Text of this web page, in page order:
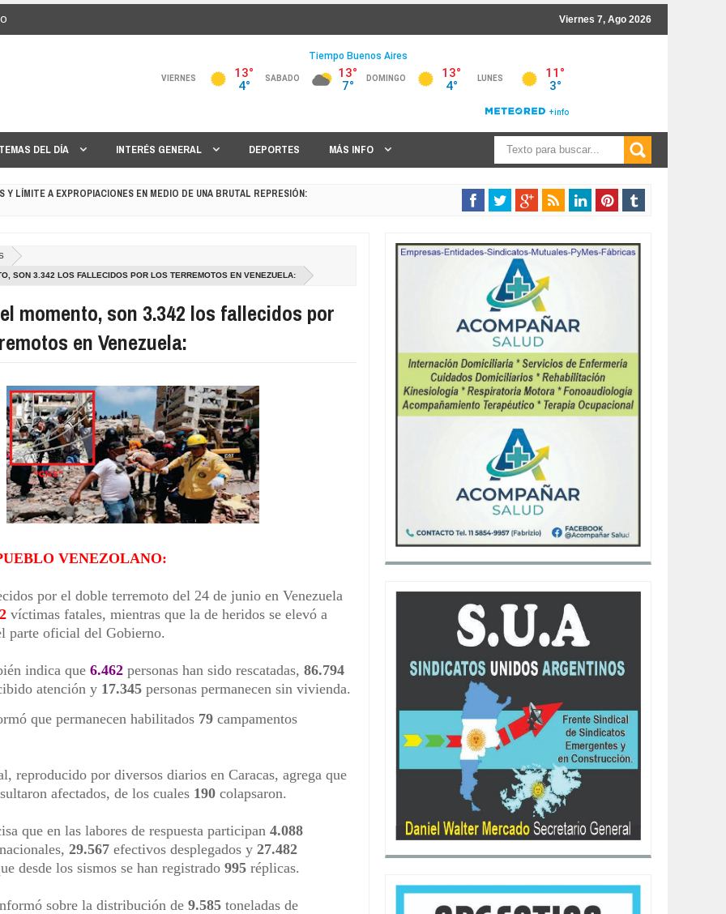
Viernes 7, Ago 2026
TEMAS DEL DÍA INTERÉS GENERAL DEPORTES MÁS INFO
A ESTUDIANTES:
LULA ORDENÓ RETIRAR AL EMBAJADOR DE BRASIL EN ARGENTINA:
CON LA DESREGULACIÓN PARA LEVANTAR EL PARO EN LOS PUERTOS:
EL FISCAL Y QUEDÓ EN LIBERTAD:
¿CÓMO SIGUE LA INVESTIGACIÓN?:
EL PAÍS CONTRA LA DESREGULACIÓN DE STURZENEGGER Y MILEI:
POR PRESUNTA AGRESIÓN A SU PAREJA:
LE GANÓ A SAN LORENZO:
SON 3.342 LOS FALLECIDOS POR LOS TERREMOTOS EN VENEZUELA:
momento, son 3.342 los fallecidos por
en Venezuela:
VENEZOLANO:
por el doble terremoto del 24 de junio en Venezuela
víctimas fatales, mientras que la de heridos se elevó a
parte oficial del Gobierno.
indica que6.462 personas han sido rescatadas,86.794
atención y 17.345 personas permanecen sin vivienda.
que permanecen habilitados 79 campamentos
reproducido por diversos diarios en Caracas, agrega que
afectados, de los cuales 190 colapsaron.
que en las labores de respuesta participan4.088
29.567 efectivos desplegados y27.482
desde los sismos se han registrado995 réplicas.
sobre la distribución de9.585 toneladas de